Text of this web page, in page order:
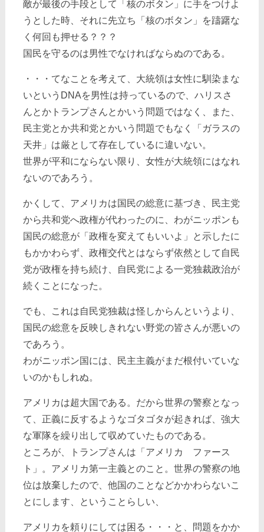
敵が最後の手段として「核のボタン」に手をつけよ
うとした時、それに先立ち「核のボタン」を躊躇な
く何回も押せる？？？
国民を守るのは男性でなければならぬのである。
・・・てなことを考えて、大統領は女性に馴染まな
いというDNAを男性は持っているので、ハリスさ
んとかトランプさんとかいう問題ではなく、また、
民主党とか共和党とかいう問題でもなく「ガラスの
天井」は厳として存在しているに違いない。
世界が平和にならない限り、女性が大統領にはなれ
ないのであろう。
かくして、アメリカは国民の総意に基づき、民主党
から共和党へ政権が代わったのに、わがニッポンも
国民の総意が「政権を変えてもいいよ」と示したに
もかかわらず、政権交代とはならず依然として自民
党が政権を持ち続け、自民党による一党独裁政治が
続くことになった。
でも、これは自民党独裁は怪しからんというより、
国民の総意を反映しきれない野党の皆さんが悪いの
であろう。
わがニッポン国には、民主主義がまだ根付いていな
いのかもしれぬ。
アメリカは超大国である。だから世界の警察となっ
て、正義に反するようなゴタゴタが起きれば、強大
な軍隊を繰り出して収めていたものである。
ところが、トランプさんは「アメリカ ファース
ト」。アメリカ第一主義とのこと。世界の警察の地
位は放棄したので、他国のことなどかかわらないこ
とにします、ということらしい、
アメリカを頼りにしては困る・・・と、問題をかか